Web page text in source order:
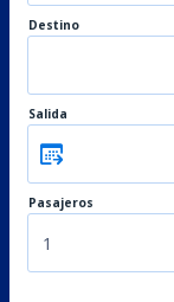
Destino
Salida
Pasajeros
1